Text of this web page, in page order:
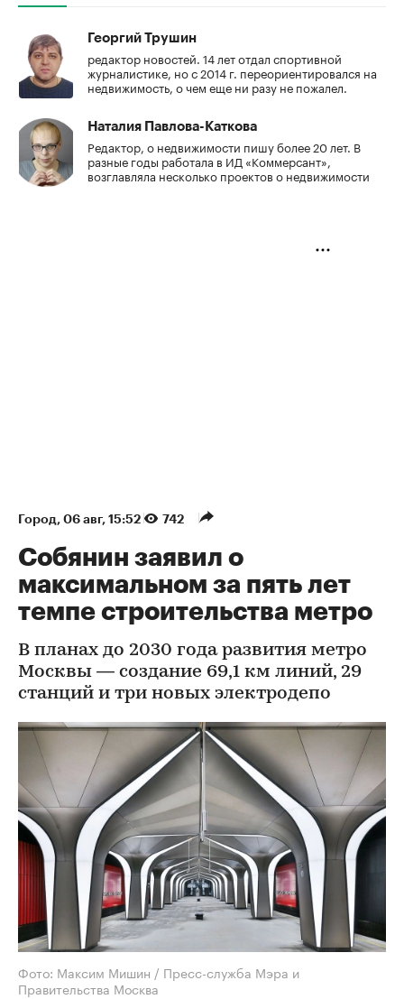
Георгий Трушин
редактор новостей. 14 лет отдал спортивной
журналистике, но с 2014 г. переориентировался на
недвижимость, о чем еще ни разу не пожалел.
Наталия Павлова-Каткова
Редактор, о недвижимости пишу более 20 лет. В
разные годы работала в ИД «Коммерсант»,
возглавляла несколько проектов о недвижимости
Город⁠, 06 авг, 15:52 742
Собянин заявил о
максимальном за пять лет
темпе строительства метро
В планах до 2030 года развития метро
Москвы — создание 69,1 км линий, 29
станций и три новых электродепо
Фото: Максим Мишин / Пресс-служба Мэра и
Правительства Москва